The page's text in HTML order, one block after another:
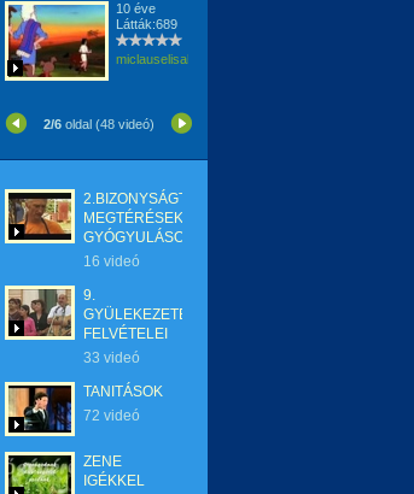
10 éve
Látták:689
miclauselisabeta
2/6 oldal (48 videó)
2.BIZONYSÁGTÉTELEK-
MEGTÉRÉSEK-
GYÓGYULÁSOK
16 videó
9.
GYÜLEKEZETEK
FELVÉTELEI
33 videó
TANITÁSOK
72 videó
ZENE
IGÉKKEL